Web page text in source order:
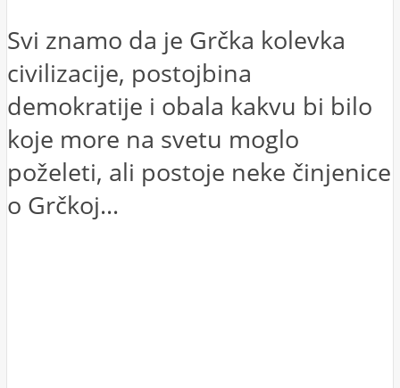
Svi znamo da je Grčka kolevka
civilizacije, postojbina
demokratije i obala kakvu bi bilo
koje more na svetu moglo
poželeti, ali postoje neke činjenice
o Grčkoj...